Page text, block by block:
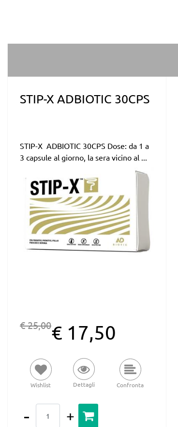
STIP-X ADBIOTIC 30CPS
STIP-X ADBIOTIC 30CPS Dose: da 1 a
3 capsule al giorno, la sera vicino al ...
€ 25,00€ 17,50
Wishlist Dettagli Confronta